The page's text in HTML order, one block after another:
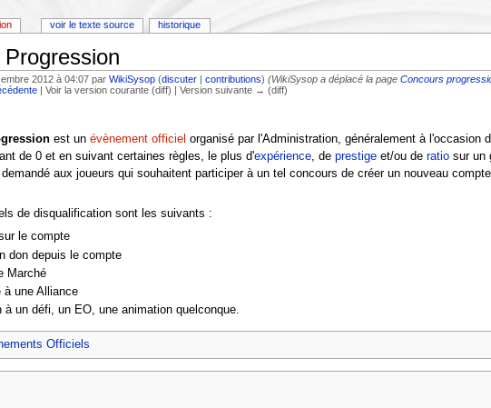
2012 à 04:07 parWikiSysop (discuter |contributions) (WikiSysop a déplacé la pageConcours
| Voir la version courante (diff) | Version suivante → (diff)
est un évènement officiel organisé par l'Administration, généralement à l'occasion
de 0 et en suivant certaines règles, le plus d'expérience, de prestigeet/ou de ratiosur un
aux joueurs qui souhaitent participer à un tel concours de créer un nouveau
de disqualification sont les suivants :
le compte
don depuis le compte
Marché
à une Alliance
à un défi, un EO, une animation quelconque.
Officiels
voir le texte source historique